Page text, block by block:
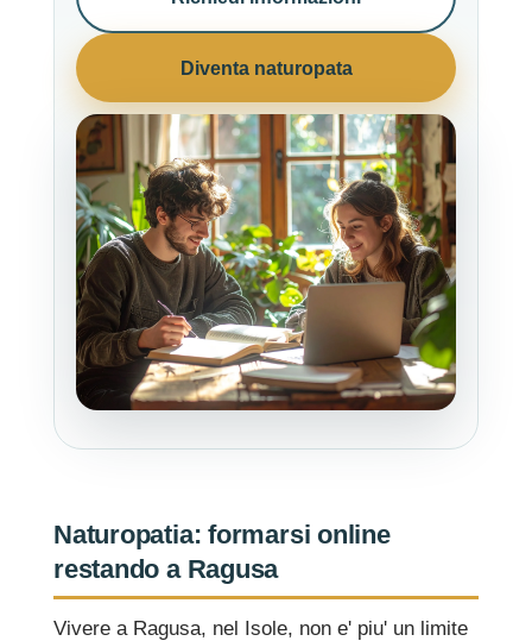
Diventa naturopata
Naturopatia: formarsi online
restando a Ragusa
Vivere a Ragusa, nel Isole, non e' piu' un limite